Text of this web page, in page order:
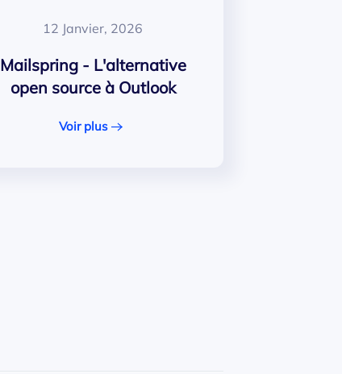
12 Janvier, 2026
Mailspring - L'alternative
open source à Outlook
Voir plus